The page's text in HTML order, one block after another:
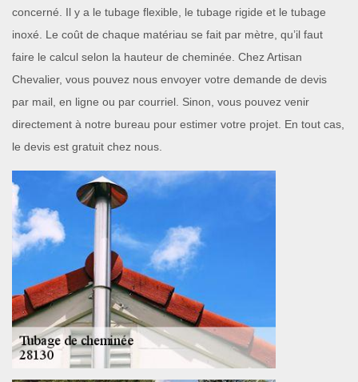
concerné. Il y a le tubage flexible, le tubage rigide et le tubage
inoxé. Le coût de chaque matériau se fait par mètre, qu’il faut
faire le calcul selon la hauteur de cheminée. Chez Artisan
Chevalier, vous pouvez nous envoyer votre demande de devis
par mail, en ligne ou par courriel. Sinon, vous pouvez venir
directement à notre bureau pour estimer votre projet. En tout cas,
le devis est gratuit chez nous.